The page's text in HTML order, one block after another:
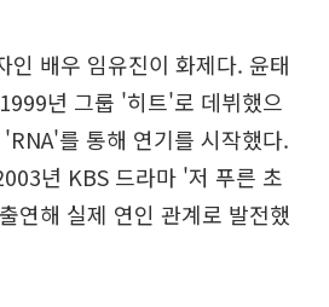
인 배우 임유진이 화제다. 윤태
년 그룹 '히트'로 데뷔했으
를 통해 연기를 시작했다.
년 KBS 드라마 '저 푸른 초
연해 실제 연인 관계로 발전했